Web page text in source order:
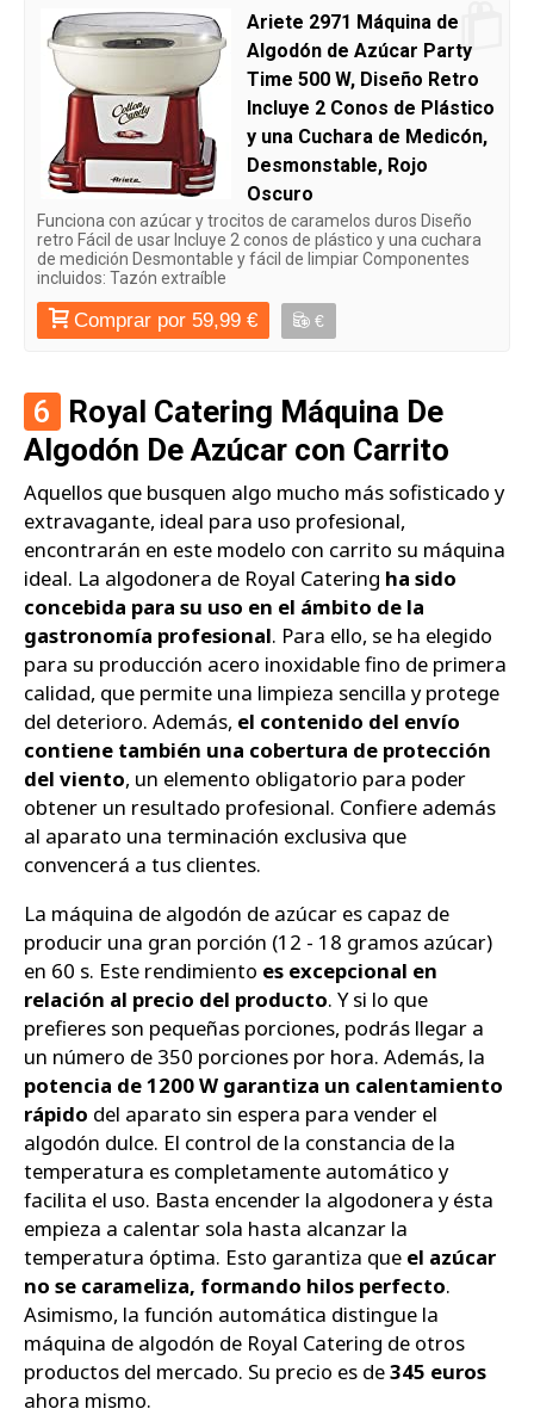
Ariete 2971 Máquina de
Algodón de Azúcar Party
Time 500 W, Diseño Retro
Incluye 2 Conos de Plástico
y una Cuchara de Medicón,
Desmonstable, Rojo
Oscuro
Funciona con azúcar y trocitos de caramelos duros Diseño
retro Fácil de usar Incluye 2 conos de plástico y una cuchara
de medición Desmontable y fácil de limpiar Componentes
incluidos: Tazón extraíble
Comprar por 59,99 € €
6 Royal Catering Máquina De
Algodón De Azúcar con Carrito
Aquellos que busquen algo mucho más sofisticado y
extravagante, ideal para uso profesional,
encontrarán en este modelo con carrito su máquina
ideal. La algodonera de Royal Catering ha sido
concebida para su uso en el ámbito de la
gastronomía profesional. Para ello, se ha elegido
para su producción acero inoxidable fino de primera
calidad, que permite una limpieza sencilla y protege
del deterioro. Además, el contenido del envío
contiene también una cobertura de protección
del viento, un elemento obligatorio para poder
obtener un resultado profesional. Confiere además
al aparato una terminación exclusiva que
convencerá a tus clientes.
La máquina de algodón de azúcar es capaz de
producir una gran porción (12 - 18 gramos azúcar)
en 60 s. Este rendimiento es excepcional en
relación al precio del producto. Y si lo que
prefieres son pequeñas porciones, podrás llegar a
un número de 350 porciones por hora. Además, la
potencia de 1200 W garantiza un calentamiento
rápido del aparato sin espera para vender el
algodón dulce. El control de la constancia de la
temperatura es completamente automático y
facilita el uso. Basta encender la algodonera y ésta
empieza a calentar sola hasta alcanzar la
temperatura óptima. Esto garantiza que el azúcar
no se carameliza, formando hilos perfecto.
Asimismo, la función automática distingue la
máquina de algodón de Royal Catering de otros
productos del mercado. Su precio es de345 euros
ahora mismo.